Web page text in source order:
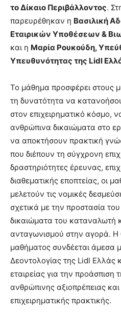
το Δίκαιο Περιβάλλοντος.
παρευρέθηκαν η Βασιλική
Εταιρικών Υποθέσεων &
και η Μαρία Ρουκούδη,
Υπευθυνότητας της Lidl
Το μάθημα προσφέρει στους
τη δυνατότητα να
στον επιχειρηματικό κόσμο,
ανθρώπινα δικαιώματα στο
να αποκτήσουν πρακτική
που διέπουν τη σύγχρονη
δραστηριότητες έρευνας,
διαθεματικής εποπτείας, οι
μελετούν τις νομικές
σχετικά με την προστασία
δικαιώματα του καταναλωτή
ανταγωνισμού στην αγορά. Η
μαθήματος συνδέεται άμεσα
Δεοντολογίας της Lidl Ελλάς
εταιρείας για την προάσπιση
ανθρώπινης αξιοπρέπειας
επιχειρηματικής πρακτικής.